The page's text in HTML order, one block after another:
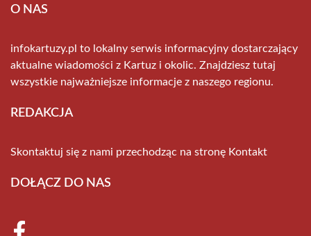
O NAS
infokartuzy.pl to lokalny serwis informacyjny dostarczający
aktualne wiadomości z Kartuz i okolic. Znajdziesz tutaj
wszystkie najważniejsze informacje z naszego regionu.
REDAKCJA
Skontaktuj się z nami przechodząc na stronę Kontakt
DOŁĄCZ DO NAS